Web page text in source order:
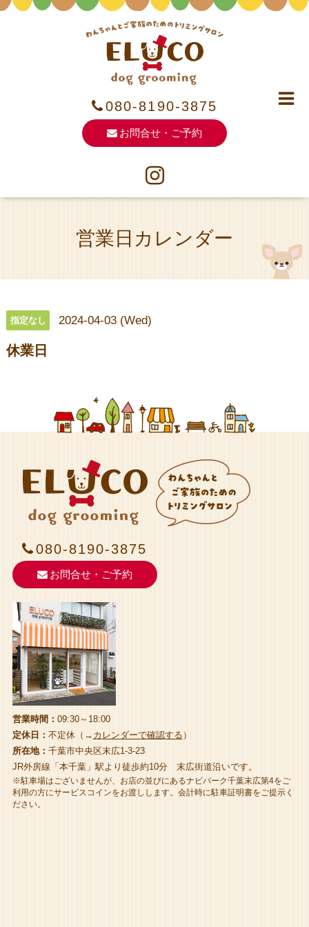
080-8190-3875
お問合せ・ご予約
営業日カレンダー
指定なし 2024-04-03 (Wed)
休業日
080-8190-3875
お問合せ・ご予約
営業時間： 09:30～18:00
定休日： 不定休（→ カレンダーで確認する ）
所在地： 千葉市中央区末広1-3-23
JR外房線「本千葉」駅より徒歩約10分 末広街道沿いです。
※駐車場はございませんが、お店の並びにあるナビパーク千葉末広第4をご
利用の方にサービスコインをお渡しします。会計時に駐車証明書をご提示く
ださい。